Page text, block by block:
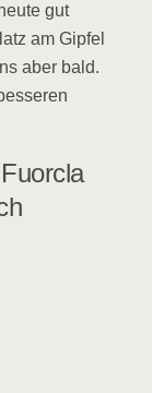
gut
am Gipfel
aber bald.